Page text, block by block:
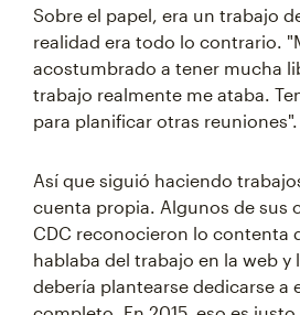
Sobre el papel, era un trabajo
realidad era todo lo contrario.
acostumbrado a tener mucha
trabajo realmente me ataba.
para planificar otras reuniones".
Así que siguió haciendo
cuenta propia. Algunos de sus
CDC reconocieron lo contenta
hablaba del trabajo en la web y
debería plantearse dedicarse a